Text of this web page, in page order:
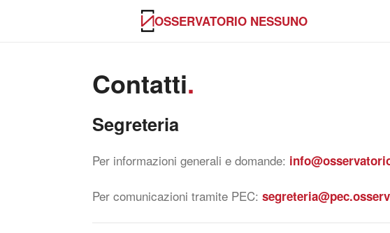
OSSERVATORIO NESSUNO
Contatti.
Segreteria
Per informazioni generali e domande:
Per comunicazioni tramite PEC: